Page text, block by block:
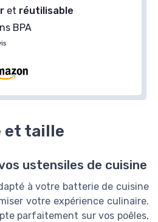
et réutilisable
BPA
et taille
ustensiles de cuisine
à votre batterie de cuisine
votre expérience culinaire.
parfaitement sur vos poêles,